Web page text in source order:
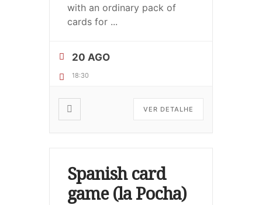
with an ordinary pack of
cards for ...
20 AGO
18:30
VER DETALHE
Spanish card
game (la Pocha)